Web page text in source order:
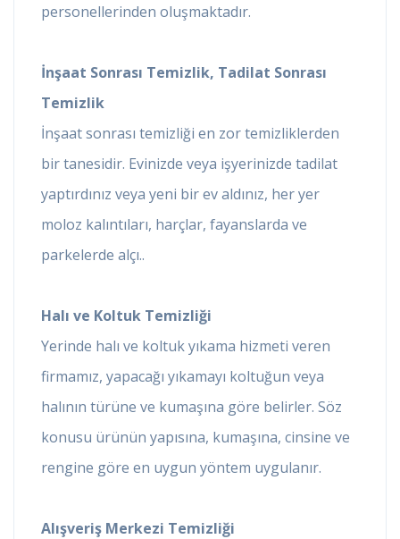
personellerinden oluşmaktadır.
İnşaat Sonrası Temizlik, Tadilat Sonrası
Temizlik
İnşaat sonrası temizliği en zor temizliklerden
bir tanesidir. Evinizde veya işyerinizde tadilat
yaptırdınız veya yeni bir ev aldınız, her yer
moloz kalıntıları, harçlar, fayanslarda ve
parkelerde alçı..
Halı ve Koltuk Temizliği
Yerinde halı ve koltuk yıkama hizmeti veren
firmamız, yapacağı yıkamayı koltuğun veya
halının türüne ve kumaşına göre belirler. Söz
konusu ürünün yapısına, kumaşına, cinsine ve
rengine göre en uygun yöntem uygulanır.
Alışveriş Merkezi Temizliği